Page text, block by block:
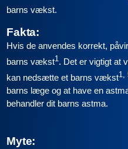
barns vækst.
Fakta:
Hvis de anvendes korrekt,
barns vækst1. Det er vigtigt at
kan nedsætte et barns vækst1,
barns læge og at have en
behandler dit barns astma.
Myte: